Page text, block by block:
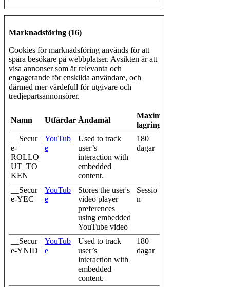
Marknadsföring (16)
Cookies för marknadsföring används för att
spåra besökare på webbplatser. Avsikten är att
visa annonser som är relevanta och
engagerande för enskilda användare, och
därmed mer värdefull för utgivare och
tredjepartsannonsörer.
Namn UtfärdareÄndamål
Maximal
lagringstid
__Secur
e-
ROLLO
UT_TO
KEN
YouTub
e
Used to track
user’s
interaction with
embedded
content.
180
dagar
__Secur
e-YEC
YouTub
e
Stores the user's
video player
preferences
using embedded
YouTube video
Sessio
n
__Secur
e-YNID
YouTub
e
Used to track
user’s
interaction with
embedded
content.
180
dagar